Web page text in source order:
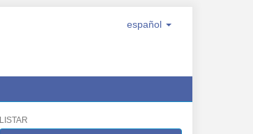
español
LISTAR